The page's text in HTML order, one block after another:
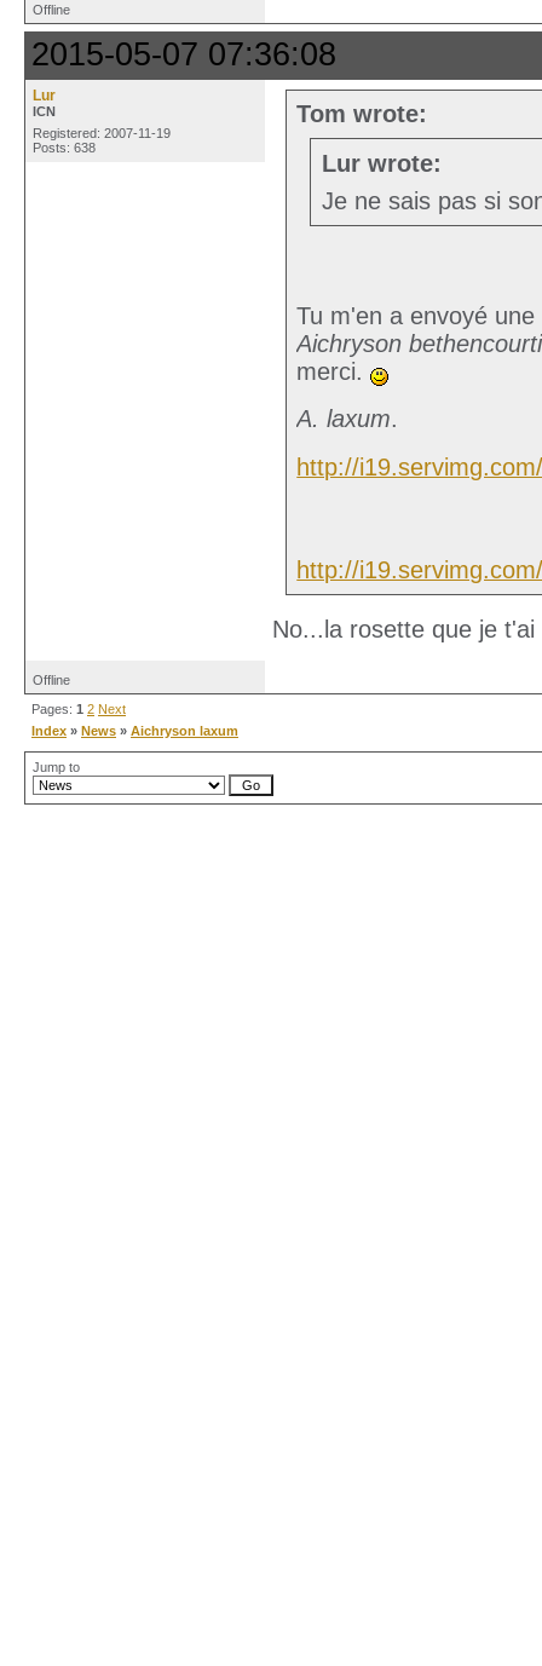
Offline
2015-05-07 07:36:08
Lur
ICN
Registered: 2007-11-19
Posts: 638
Tom wrote:
Lur wrote:
Je ne sais pas si
Tu m'en a envoyé
Aichryson
merci.
A. laxum.
http://
http://
No...la rosette que je
Offline
Pages: 1 2 Next
Index » News » Aichryson laxum
Jump to